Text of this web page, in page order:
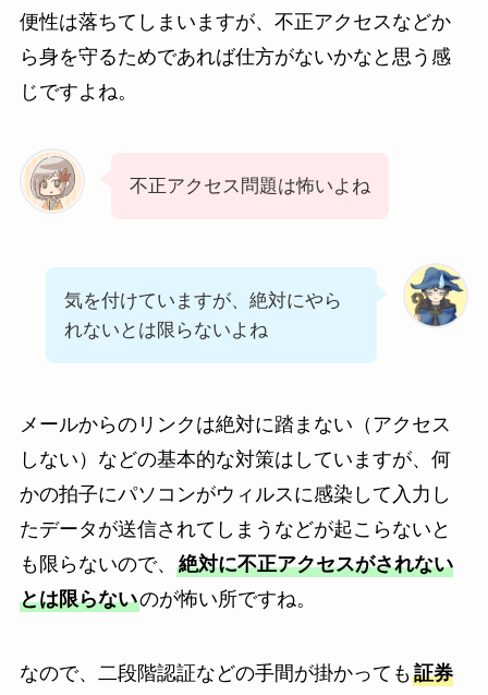
便性は落ちてしまいますが、不正アクセスなどか
ら身を守るためであれば仕方がないかなと思う感
じですよね。
不正アクセス問題は怖いよね
気を付けていますが、絶対にやら
れないとは限らないよね
メールからのリンクは絶対に踏まない（アクセス
しない）などの基本的な対策はしていますが、何
かの拍子にパソコンがウィルスに感染して入力し
たデータが送信されてしまうなどが起こらないと
も限らないので、 絶対に不正アクセスがされない
とは限らないのが怖い所ですね。
なので、二段階認証などの手間が掛かっても証券